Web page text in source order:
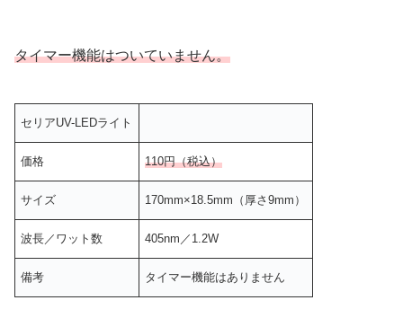
タイマー機能はついていません。
セリアUV-LEDライト
価格 110円（税込）
サイズ 170mm×18.5mm（厚さ9mm）
波長／ワット数 405nm／1.2W
備考 タイマー機能はありません